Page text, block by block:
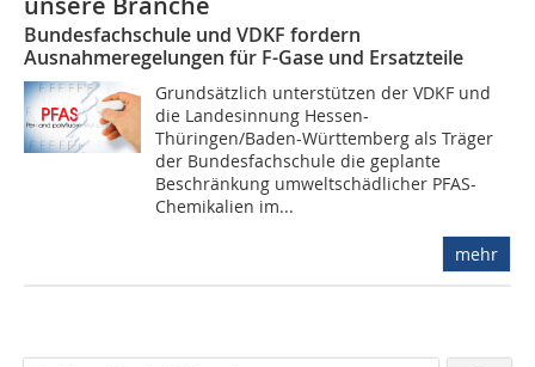
Bundesfachschule und VDKF fordern
Ausnahmeregelungen für F-Gase und Ersatzteile
Grundsätzlich unterstützen der VDKF und
die Landesinnung Hessen-
Thüringen/Baden-Württemberg als Träger
der Bundesfachschule die geplante
Beschränkung umweltschädlicher PFAS-
Chemikalien im...
mehr